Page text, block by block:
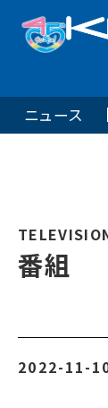
ニュース
番組
2022-11-